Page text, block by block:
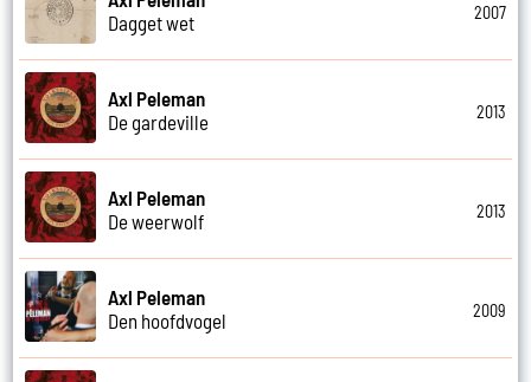
Dagget wet
2007
Axl Peleman
De gardeville
2013
Axl Peleman
De weerwolf
2013
Axl Peleman
Den hoofdvogel
2009